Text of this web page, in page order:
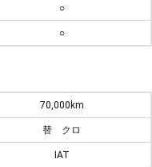
○
○
70,000km
替 クロ
IAT